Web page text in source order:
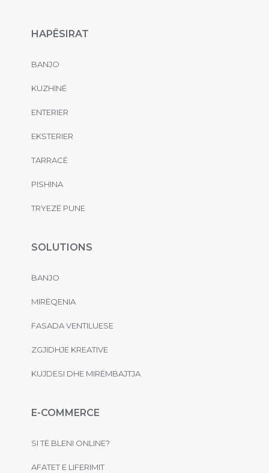
HAPËSIRAT
BANJO
KUZHINË
ENTERIER
EKSTERIER
TARRACË
PISHINA
TRYEZË PUNE
SOLUTIONS
BANJO
MIRËQENIA
FASADA VENTILUESE
ZGJIDHJE KREATIVE
KUJDESI DHE MIRËMBAJTJA
E-COMMERCE
SI TË BLENI ONLINE?
AFATET E LIFERIMIT